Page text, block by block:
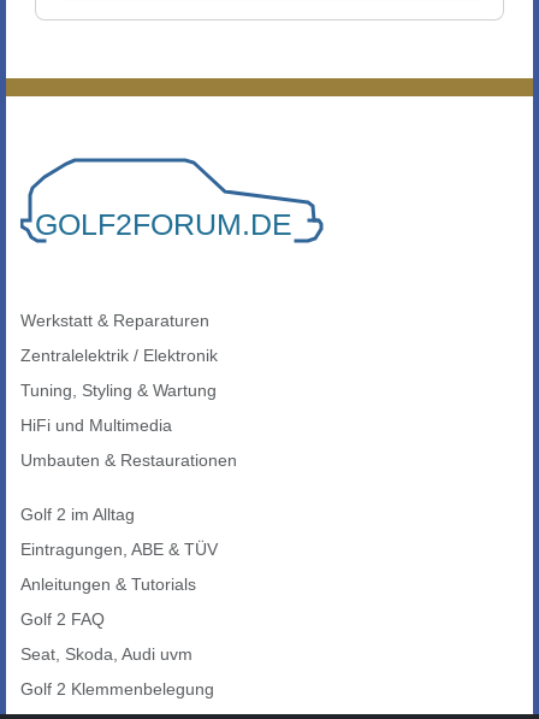
Werkstatt & Reparaturen
Zentralelektrik / Elektronik
Tuning, Styling & Wartung
HiFi und Multimedia
Umbauten & Restaurationen
Golf 2 im Alltag
Eintragungen, ABE & TÜV
Anleitungen & Tutorials
Golf 2 FAQ
Seat, Skoda, Audi uvm
Golf 2 Klemmenbelegung